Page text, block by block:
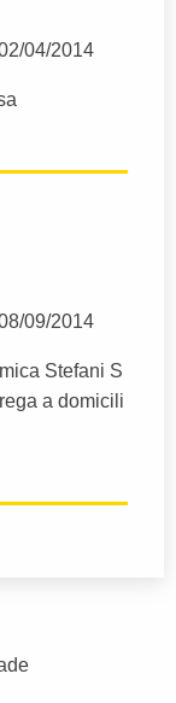
04/2014
09/2014
Stefani S
a domicili